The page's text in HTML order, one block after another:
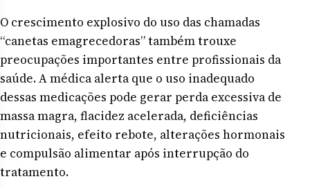
O crescimento explosivo do uso das chamadas
“canetas emagrecedoras” também trouxe
preocupações importantes entre profissionais da
saúde. A médica alerta que o uso inadequado
dessas medicações pode gerar perda excessiva de
massa magra, flacidez acelerada, deficiências
nutricionais, efeito rebote, alterações hormonais
e compulsão alimentar após interrupção do
tratamento.